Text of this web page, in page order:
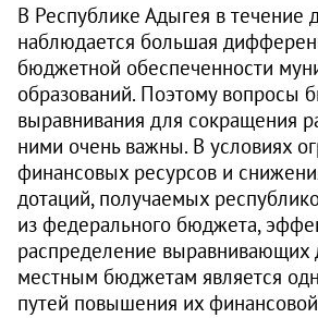
В Республике Адыгея в течение
наблюдается большая
бюджетной обеспеченности
образований. Поэтому вопросы
выравнивания для сокращения
ними очень важны. В условиях
финансовых ресурсов и
дотаций, получаемых
из федерального бюджета,
распределение выравнивающих
местным бюджетам является
путей повышения их финансовой